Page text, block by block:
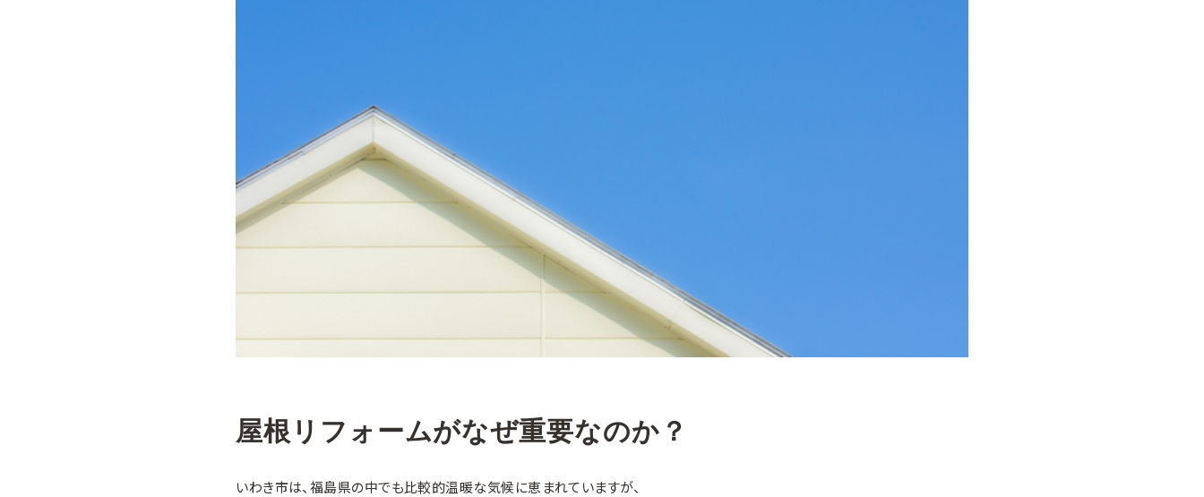
屋根リフォームがなぜ重要なのか？
いわき市は、福島県の中でも比較的温暖な気候に恵まれていますが、